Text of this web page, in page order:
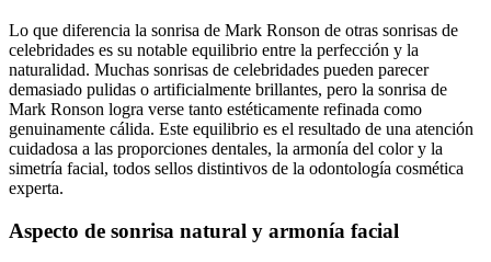
Lo que diferencia la sonrisa de Mark Ronson de otras sonrisas de
celebridades es su notable equilibrio entre la perfección y la
naturalidad. Muchas sonrisas de celebridades pueden parecer
demasiado pulidas o artificialmente brillantes, pero la sonrisa de
Mark Ronson logra verse tanto estéticamente refinada como
genuinamente cálida. Este equilibrio es el resultado de una atención
cuidadosa a las proporciones dentales, la armonía del color y la
simetría facial, todos sellos distintivos de la odontología cosmética
experta.
Aspecto de sonrisa natural y armonía facial